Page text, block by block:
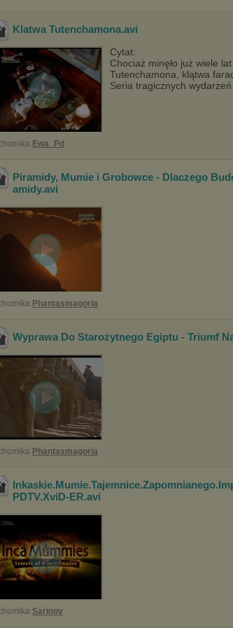
Klatwa Tutenchamona.avi
Cytat:
Chociaż minęło już wiele
Tutenchamona, klątwa
Seria tragicznych
Ewa_Pd
Piramidy, Mumie i Grobowce - Dlaczego
amidy.avi
Phantasmagoria
Wyprawa Do Starożytnego Egiptu - Triumf
Phantasmagoria
PDTV.XviD-ER.avi
Sarinov